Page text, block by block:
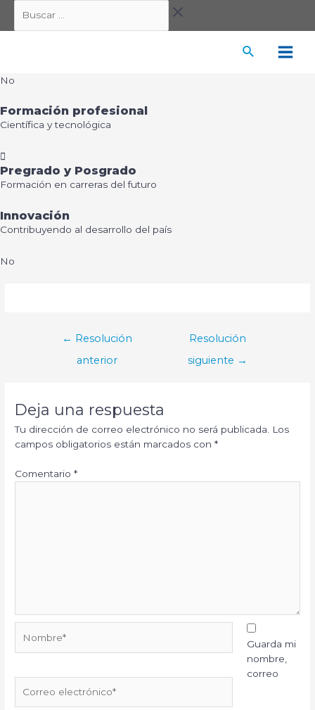
Main
No
Formación profesional
Científica y tecnológica
Pregrado y Posgrado
Formación en carreras del futuro
Innovación
Contribuyendo al desarrollo del país
No
Navegación
entradas
← Resolución
anterior
Resolución
siguiente →
Deja una respuesta
Tu dirección de correo electrónico no será publicada. Los
campos obligatorios están marcados con*
Comentario*
electrónico*
Guarda mi
nombre,
correo